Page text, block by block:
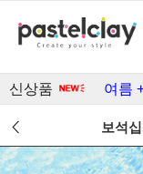
신상품 여름
보석